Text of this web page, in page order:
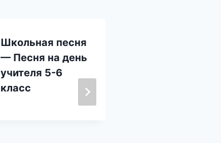
Школьная песня
— Песня на день
учителя 5-6
класс